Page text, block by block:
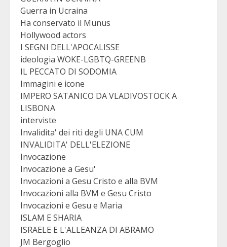
Guerra in Ucraina
Ha conservato il Munus
Hollywood actors
I SEGNI DELL'APOCALISSE
ideologia WOKE-LGBTQ-GREENB
IL PECCATO DI SODOMIA
Immagini e icone
IMPERO SATANICO DA VLADIVOSTOCK A
LISBONA
interviste
Invalidita' dei riti degli UNA CUM
INVALIDITA' DELL'ELEZIONE
Invocazione
Invocazione a Gesu'
Invocazioni a Gesu Cristo e alla BVM
Invocazioni alla BVM e Gesu Cristo
Invocazioni e Gesu e Maria
ISLAM E SHARIA
ISRAELE E L'ALLEANZA DI ABRAMO
JM Bergoglio